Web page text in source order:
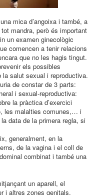
mica d’angoixa i també, a
mandra, però és important
un examen ginecològic
comencen a tenir relacions
que no les hagis tingut.
els possibles
salut sexual i reproductiva.
de constar de 3 parts:
i sexual-reproductiva:
la pràctica d’exercici
les malalties comunes,… i
data de la primera regla, si
generalment, en la
de la vagina i el coll de
combinat i també una
un aparell, el
i altres zones genitals.